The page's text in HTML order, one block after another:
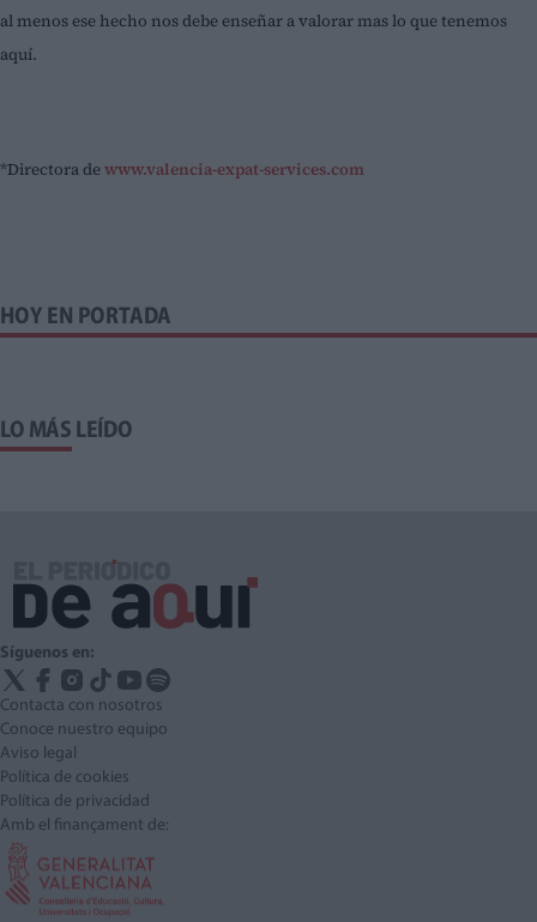
al menos ese hecho nos debe enseñar a valorar mas lo que tenemos
aquí.
*Directora dewww.valencia-expat-services.com
HOY EN PORTADA
LO MÁS LEÍDO
Síguenos en:
Contacta con nosotros
Conoce nuestro equipo
Aviso legal
Política de cookies
Política de privacidad
Amb el finançament de: